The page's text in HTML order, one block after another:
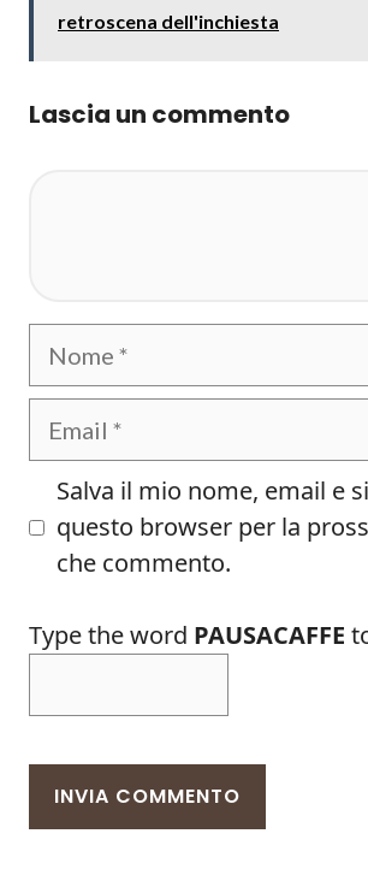
retroscena dell'inchiesta
Lascia un commento
Nome
Email
Salva il mio nome, email e
questo browser per la
che commento.
Type the word PAUSACAFFE